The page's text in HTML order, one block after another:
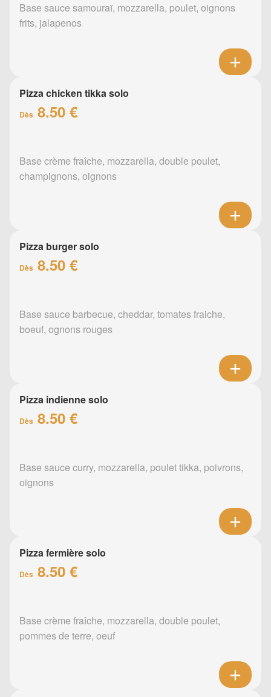
Base sauce samouraï, mozzarella, poulet, oignons
frits, jalapenos
Pizza chicken tikka solo
Dès 8.50 €
Base crème fraîche, mozzarella, double poulet,
champignons, oignons
Pizza burger solo
Dès 8.50 €
Base sauce barbecue, cheddar, tomates fraiche,
boeuf, ognons rouges
Pizza indienne solo
Dès 8.50 €
Base sauce curry, mozzarella, poulet tikka, poivrons,
oignons
Pizza fermière solo
Dès 8.50 €
Base crème fraîche, mozzarella, double poulet,
pommes de terre, oeuf